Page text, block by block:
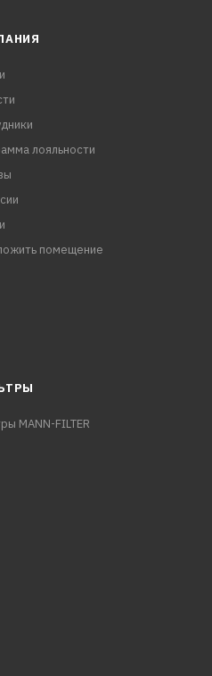
лояльности
помещение
MANN-FILTER